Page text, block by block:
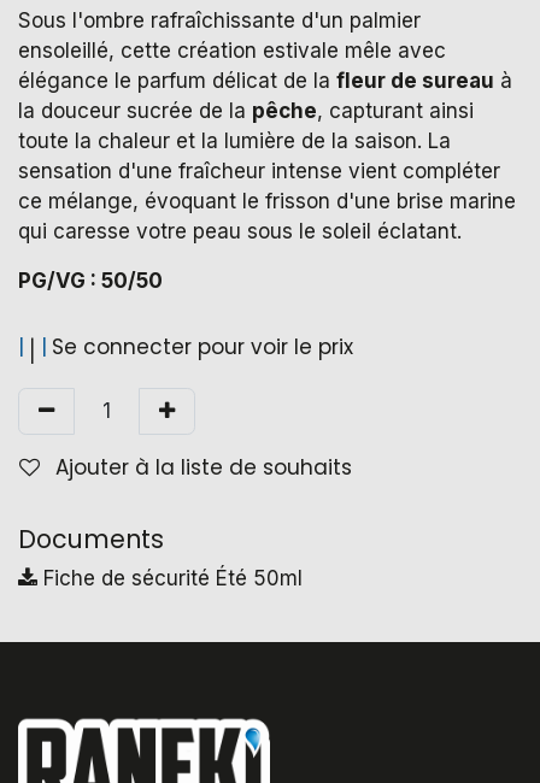
Sous l'ombre rafraîchissante d'un palmier
ensoleillé, cette création estivale mêle avec
élégance le parfum délicat de la fleur de sureau à
la douceur sucrée de la pêche, capturant ainsi
toute la chaleur et la lumière de la saison. La
sensation d'une fraîcheur intense vient compléter
ce mélange, évoquant le frisson d'une brise marine
qui caresse votre peau sous le soleil éclatant.
PG/VG : 50/50
| | Se connecter pour voir le prix
Ajouter à la liste de souhaits
Documents
Fiche de sécurité Été 50ml